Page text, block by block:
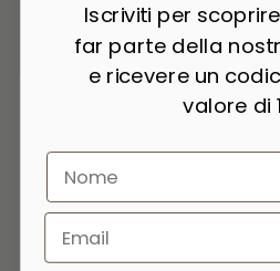
615,00 Kč
Iscriviti per
far parte della
e ricevere un
valore di